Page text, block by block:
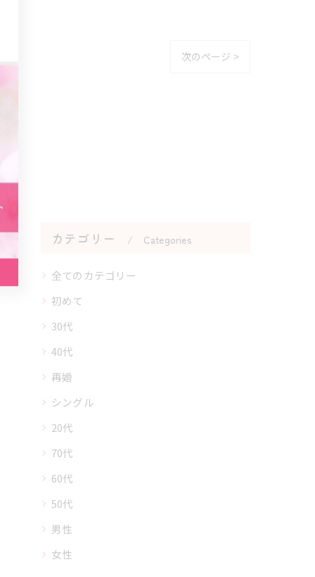
次のページ >
カテゴリー Categories
全てのカテゴリー
初めて
30代
40代
再婚
シングル
20代
70代
60代
50代
男性
女性